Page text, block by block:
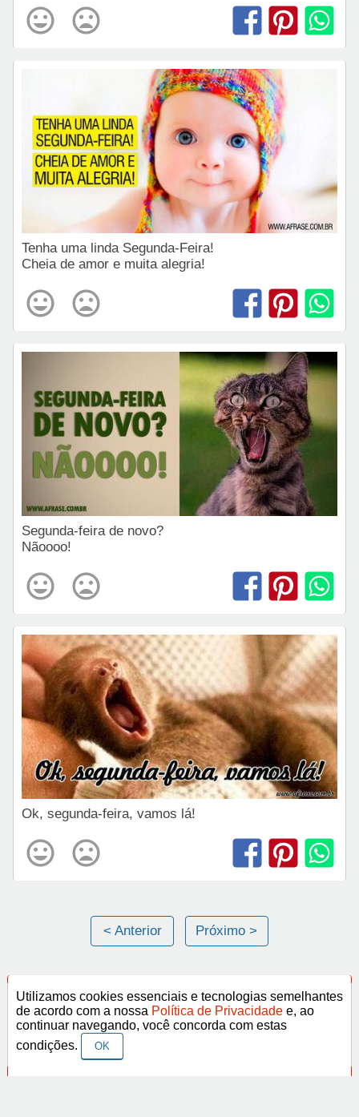
Tenha uma linda Segunda-Feira!
Cheia de amor e muita alegria!
Segunda-feira de novo?
Nãoooo!
Ok, segunda-feira, vamos lá!
< Anterior Próximo >
Categorias
Frases Religiosas
Frases Românticas
Utilizamos cookies essenciais e tecnologias semelhantes
de acordo com a nossa Política de Privacidade e, ao
continuar navegando, você concorda com estas
condições.
OK